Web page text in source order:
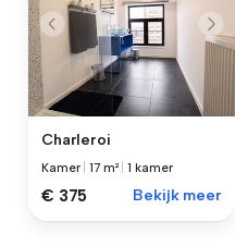
Charleroi
Kamer |17 m² |1 kamer
€ 375 Bekijk meer